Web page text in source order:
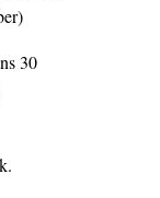
30